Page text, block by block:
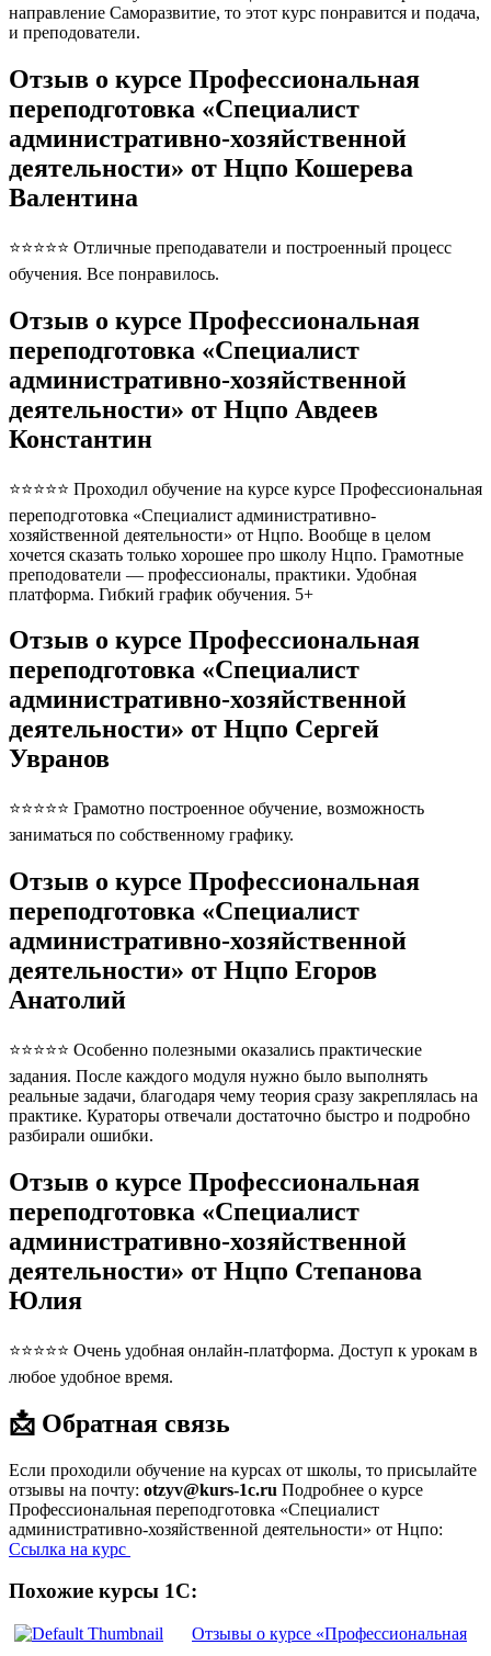
направление Саморазвитие, то этот курс понравится и подача,
и преподователи.
Отзыв о курсе Профессиональная
переподготовка «Специалист
административно-хозяйственной
деятельности» от Нцпо Кошерева
Валентина
⭐⭐⭐⭐⭐ Отличные преподаватели и построенный процесс
обучения. Все понравилось.
Отзыв о курсе Профессиональная
переподготовка «Специалист
административно-хозяйственной
деятельности» от Нцпо Авдеев
Константин
⭐⭐⭐⭐⭐ Проходил обучение на курсе курсе Профессиональная
переподготовка «Специалист административно-
хозяйственной деятельности» от Нцпо. Вообще в целом
хочется сказать только хорошее про школу Нцпо. Грамотные
преподователи — профессионалы, практики. Удобная
платформа. Гибкий график обучения. 5+
Отзыв о курсе Профессиональная
переподготовка «Специалист
административно-хозяйственной
деятельности» от Нцпо Сергей
Увранов
⭐⭐⭐⭐⭐ Грамотно построенное обучение, возможность
заниматься по собственному графику.
Отзыв о курсе Профессиональная
переподготовка «Специалист
административно-хозяйственной
деятельности» от Нцпо Егоров
Анатолий
⭐⭐⭐⭐⭐ Особенно полезными оказались практические
задания. После каждого модуля нужно было выполнять
реальные задачи, благодаря чему теория сразу закреплялась на
практике. Кураторы отвечали достаточно быстро и подробно
разбирали ошибки.
Отзыв о курсе Профессиональная
переподготовка «Специалист
административно-хозяйственной
деятельности» от Нцпо Степанова
Юлия
⭐⭐⭐⭐⭐ Очень удобная онлайн-платформа. Доступ к урокам в
любое удобное время.
📩 Обратная связь
Если проходили обучение на курсах от школы, то присылайте
отзывы на почту: otzyv@kurs-1c.ru Подробнее о курсе
Профессиональная переподготовка «Специалист
административно-хозяйственной деятельности» от Нцпо:
Ссылка на курс
Похожие курсы 1С:
Отзывы о курсе «Профессиональная